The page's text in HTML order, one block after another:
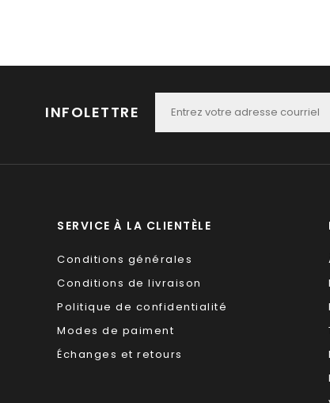
INFOLETTRE
SERVICE À LA CLIENTÈLE
Conditions générales
Conditions de livraison
Politique de confidentialité
Modes de paiment
Échanges et retours